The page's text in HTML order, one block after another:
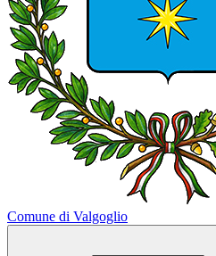
Comune di Valgoglio